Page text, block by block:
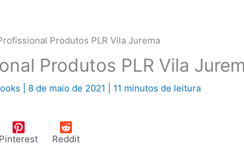
Produtos PLR Vila Jurema
Produtos PLR Vila
8 de maio de 2021
11 minutos de leitura
Pinterest Reddit